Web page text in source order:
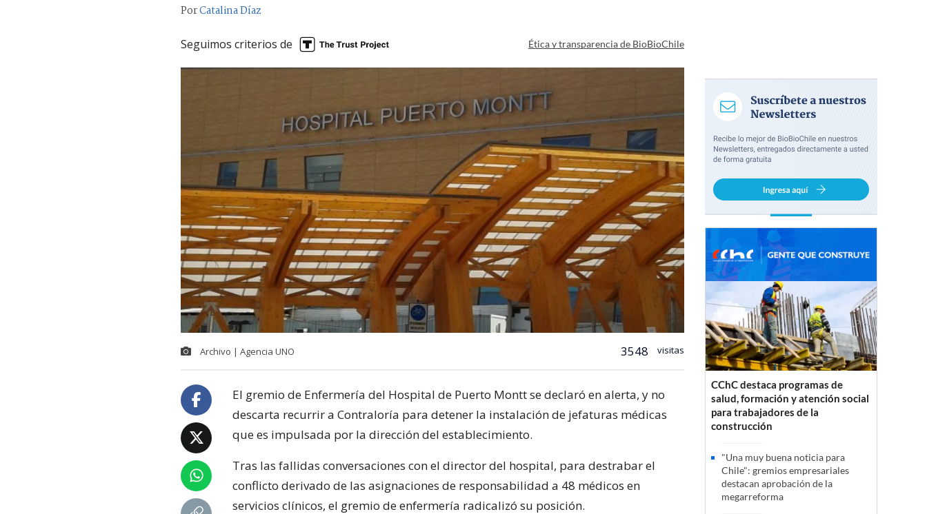
PorCatalina Díaz
Seguimos criterios de Ética y transparencia de BioBioChile
Archivo | Agencia UNO 3548 visitas
El gremio de Enfermería del Hospital de Puerto Montt se declaró en alerta, y no
descarta recurrir a Contraloría para detener la instalación de jefaturas médicas
que es impulsada por la dirección del establecimiento.
Tras las fallidas conversaciones con el director del hospital, para destrabar el
conflicto derivado de las asignaciones de responsabilidad a 48 médicos en
servicios clínicos, el gremio de enfermería radicalizó su posición.
CChC destaca programas de
salud, formación y atención social
para trabajadores de la
construcción
"Una muy buena noticia para
Chile": gremios empresariales
destacan aprobación de la
megarreforma